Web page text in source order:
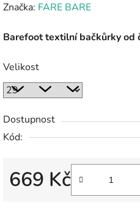
Značka: FARE BARE
Barefoot textilní bačkůrky od
Velikost
Dostupnost
Kód:
669 Kč